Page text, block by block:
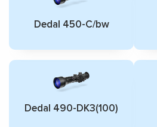
Dedal 450-C/bw
Dedal 490-DK3(100)